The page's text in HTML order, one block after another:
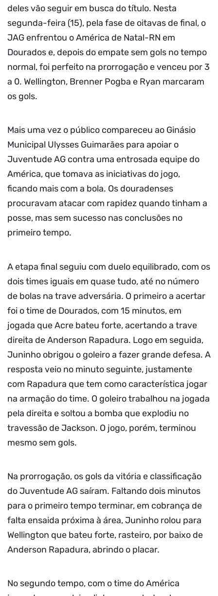
deles vão seguir em busca do título. Nesta
segunda-feira (15), pela fase de oitavas de final, o
JAG enfrentou o América de Natal-RN em
Dourados e, depois do empate sem gols no tempo
normal, foi perfeito na prorrogação e venceu por 3
a 0. Wellington, Brenner Pogba e Ryan marcaram
os gols.
Mais uma vez o público compareceu ao Ginásio
Municipal Ulysses Guimarães para apoiar o
Juventude AG contra uma entrosada equipe do
América, que tomava as iniciativas do jogo,
ficando mais com a bola. Os douradenses
procuravam atacar com rapidez quando tinham a
posse, mas sem sucesso nas conclusões no
primeiro tempo.
A etapa final seguiu com duelo equilibrado, com os
dois times iguais em quase tudo, até no número
de bolas na trave adversária. O primeiro a acertar
foi o time de Dourados, com 15 minutos, em
jogada que Acre bateu forte, acertando a trave
direita de Anderson Rapadura. Logo em seguida,
Juninho obrigou o goleiro a fazer grande defesa. A
resposta veio no minuto seguinte, justamente
com Rapadura que tem como característica jogar
na armação do time. O goleiro trabalhou na jogada
pela direita e soltou a bomba que explodiu no
travessão de Jackson. O jogo, porém, terminou
mesmo sem gols.
Na prorrogação, os gols da vitória e classificação
do Juventude AG saíram. Faltando dois minutos
para o primeiro tempo terminar, em cobrança de
falta ensaida próxima à área, Juninho rolou para
Wellington que bateu forte, rasteiro, por baixo de
Anderson Rapadura, abrindo o placar.
No segundo tempo, com o time do América